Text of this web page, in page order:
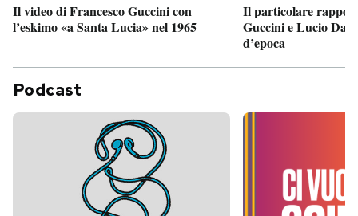
Il video di Francesco Guccini con
l’eskimo «a Santa Lucia» nel 1965
Il particolare
Guccini e Lucio
d’epoca
Podcast